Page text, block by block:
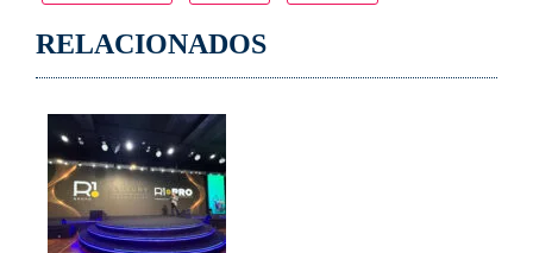
RELACIONADOS